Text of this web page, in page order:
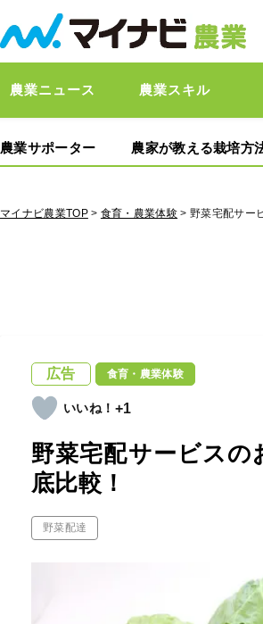
農業ニュース 農業スキル
農業サポーター 農家が教える栽培方
マイナビ農業TOP> 食育・農業体験 > 野菜宅配サー
広告 食育・農業体験
+1
野菜宅配サービス
底比較！
野菜配達